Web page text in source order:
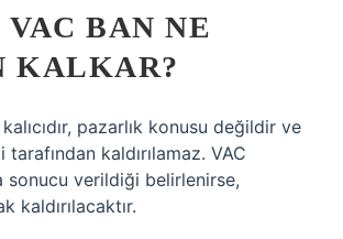
BAN NE
KALKAR?
pazarlık konusu değildir ve
kaldırılamaz. VAC
sonucu verildiği belirlenirse,
kaldırılacaktır.